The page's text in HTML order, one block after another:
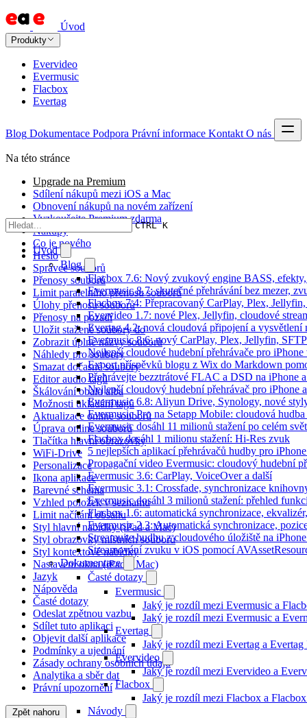
Úvod
Produkty
Evervideo
Evermusic
Flacbox
Evertag
Blog Dokumentace Podpora Právní informace Kontakt O nás
CTRL K
Úvod
Blog
Flacbox 7.6: Nový zvukový engine BASS,
Evermusic 8.7: skutečné přehrávání bez mezer,
Flacbox 7.4: Přepracovaný CarPlay, Plex,
Evervideo 1.7: nové Plex, Jellyfin, cloudové
Evertag 4.2: nová cloudová připojení a vysvětlení
Evermusic 8.6: nový CarPlay, Plex, Jellyfin,
Nejlepší cloudové hudební přehrávače pro iPhone
Export příspěvků blogu z Wix do Markdown
Přehrávejte bezztrátové FLAC a DSD na iPhone
Nejlepší cloudový hudební přehrávač pro iPhone
Evermusic 6.8: Aliyun Drive, Synology, nové
Evermusic Pro na Setapp Mobile: cloudová
Evermusic dosáhl 11 milionů stažení po celém
Flacbox dosáhl 1 milionu stažení: Hi-Res zvuk
5 nejlepších aplikací přehrávačů hudby pro
Propagační video Evermusic: cloudový hudební
Evermusic 3.6: CarPlay, VoiceOver a další
Evermusic 3.1: Crossfade, synchronizace
Evermusic dosáhl 3 milionů stažení: přehled
Flacbox 1.6: automatická synchronizace,
Evermusic 2.3: Automatická synchronizace,
Streamujte hudbu z cloudového úložiště na
Streamování zvuku v iOS pomocí
Dokumentace
Časté dotazy
Evermusic
Jaký je rozdíl mezi Evermusic a
Jaký je rozdíl mezi Evermusic a
Evertag
Jaký je rozdíl mezi Evertag a Evertag
Evervideo
Jaký je rozdíl mezi Evervideo a
Flacbox
Jaký je rozdíl mezi Flacbox a
Návody
Na této stránce
Upgrade na Premium
Sdílení nákupů mezi iOS a Mac
Obnovení nákupů na novém zařízení
Vyzkoušejte Premium zdarma
Nákupy
Co je nového
Heslo
Správce souborů
Přenosy souborů
Limit paralelního přenosu souborů
Úlohy přenosu souborů
Přenosy na pozadí
Uložit stažené soubory do
Zobrazit úplné názvy souborů
Náhledy pro soubory
Smazat dočasné soubory
Editor audio tagů
Škálování obalu alba
Možnosti ukládání tagů
Aktualizace online souborů
Úprava online souborů
Tlačítka hlavní obrazovky
WiFi-Drive
Personalizace
Ikona aplikace
Barevné schéma
Vzhled položek v seznamu
Limit načítání obsahu
Styl hlavní nabídky (iPad a Mac)
Styl obrazovky místních souborů
Styl kontextové nabídky
Nastavení okna (iPad a Mac)
Jazyk
Nápověda
Časté dotazy
Odeslat zpětnou vazbu
Sdílet tuto aplikaci
Objevit další aplikace
Podmínky a ujednání
Zásady ochrany osobních údajů
Analytika a sběr dat
Právní upozornění
Zpět nahoru